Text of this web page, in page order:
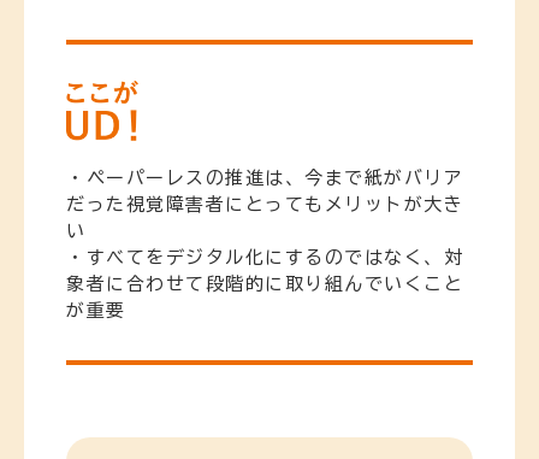
・ペーパーレスの推進は、今まで紙がバリア
だった視覚障害者にとってもメリットが大き
い
・すべてをデジタル化にするのではなく、対
象者に合わせて段階的に取り組んでいくこと
が重要